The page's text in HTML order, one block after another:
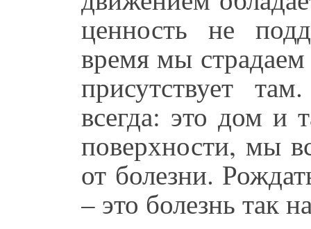
ценность не
время мы
присутствует
всегда: это дом и
поверхности, мы
от болезни.
– это болезнь так